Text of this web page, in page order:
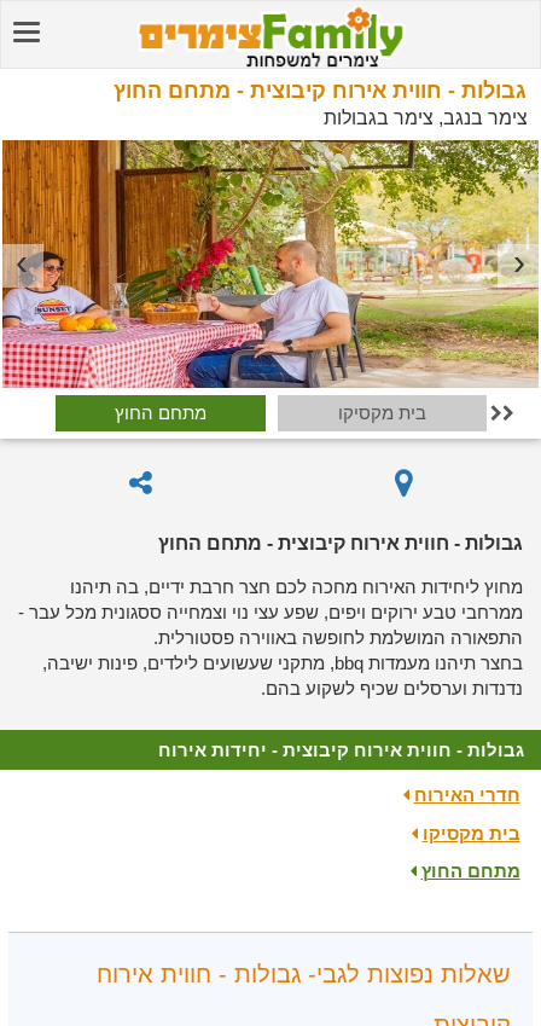
גבולות - חווית אירוח קיבוצית - מתחם החוץ
צימר בנגב, צימר בגבולות
בית מקסיקו מתחם החוץ 
גבולות - חווית אירוח קיבוצית - מתחם החוץ
מחוץ ליחידות האירוח מחכה לכם חצר חרבת ידיים, בה תיהנו
ממרחבי טבע ירוקים ויפים, שפע עצי נוי וצמחייה ססגונית מכל עבר -
התפאורה המושלמת לחופשה באווירה פסטורלית.
בחצר תיהנו מעמדות bbq, מתקני שעשועים לילדים, פינות ישיבה,
נדנדות וערסלים שכיף לשקוע בהם.
גבולות - חווית אירוח קיבוצית - יחידות אירוח
חדרי האירוח
בית מקסיקו
מתחם החוץ
שאלות נפוצות לגבי- גבולות - חווית אירוח